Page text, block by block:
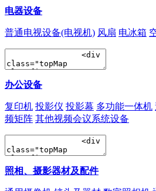
电器设备
普通电视设备(电视机) 风扇 电冰箱
办公设备
复印机 投影仪 投影幕 多功能一体机
频矩阵 其他视频会议系统设备
照相、摄影器材及配件